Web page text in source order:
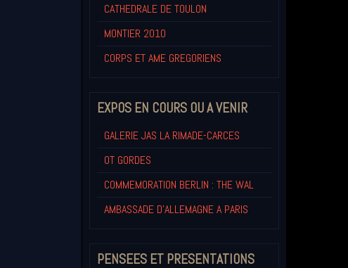
CATHEDRALE DE TOULON
MONTIER 2010
CORPS ET AME GREGORIENS
EXPOS EN COURS OU A VENIR
GALERIE JAS LA RIMADE-CARCES
OT GORDES
COMMEMORATION BERLIN : THE WAL
AMBASSADE D'ALLEMAGNE A PARIS
PENSEES ET PRESENTATIONS